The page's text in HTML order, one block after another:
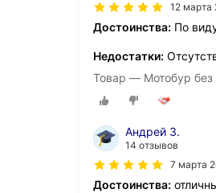
12 марта
Достоинства: По
Недостатки:
Товар — Мотобур без
Андрей З.
14 отзывов
7 марта
Достоинства: